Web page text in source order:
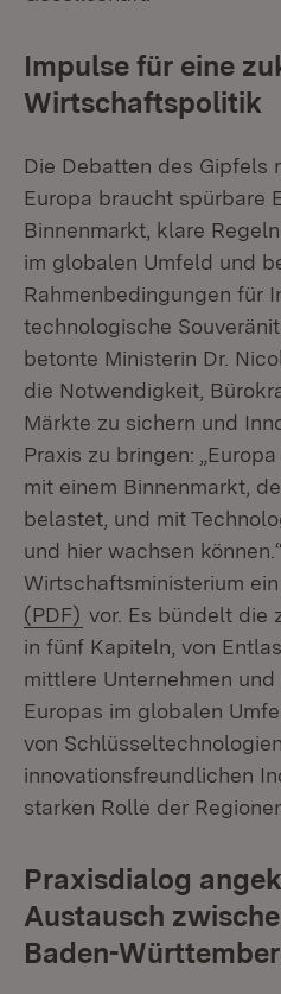
Impulse für eine
Wirtschaftspolitik
Die Debatten des Gipfels
Europa braucht spürbare
Binnenmarkt, klare
im globalen Umfeld und
Rahmenbedingungen für
technologische
betonte Ministerin Dr.
die Notwendigkeit,
Märkte zu sichern und
Praxis zu bringen:
mit einem Binnenmarkt,
belastet, und mit
und hier wachsen
Wirtschaftsministerium ein
(PDF) (Öffnet in neuem
vor. Es bündelt die
in fünf Kapiteln, von
mittlere Unternehmen
Europas im globalen
von
innovationsfreundlichen
starken Rolle der
Praxisdialog
Austausch
Baden-